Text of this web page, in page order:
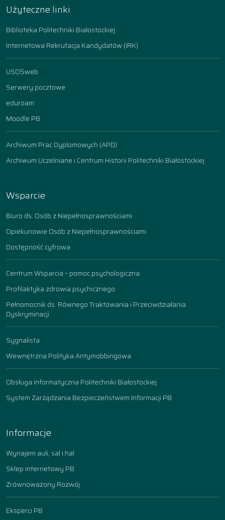
Użyteczne linki
Biblioteka Politechniki Białostockiej
Internetowa Rekrutacja Kandydatów (IRK)
USOSweb
Serwery pocztowe
eduroam
Moodle PB
Archiwum Prac Dyplomowych (APD)
Archiwum Uczelniane i Centrum Historii Politechniki Białostockiej
Wsparcie
Biuro ds. Osób z Niepełnosprawnościami
Opiekunowie Osób z Niepełnosprawnościami
Dostępność cyfrowa
Centrum Wsparcia – pomoc psychologiczna
Profilaktyka zdrowia psychicznego
Pełnomocnik ds. Równego Traktowania i Przeciwdziałania
Dyskryminacji
Sygnalista
Wewnętrzna Polityka Antymobbingowa
Obsługa informatyczna Politechniki Białostockiej
System Zarządzania Bezpieczeństwem Informacji PB
Informacje
Wynajem auli, sal i hal
Sklep internetowy PB
Zrównoważony Rozwój
Eksperci PB